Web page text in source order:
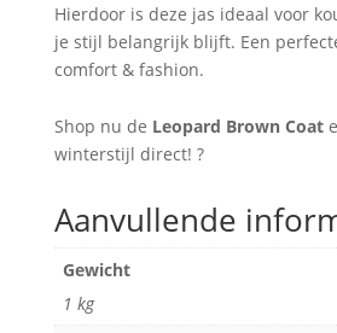
Hierdoor is deze jas ideaal voor
je stijl belangrijk blijft. Een
comfort & fashion.
Shop nu de Leopard Brown Coat
winterstijl direct! ?
Aanvullende
Gewicht
1 kg